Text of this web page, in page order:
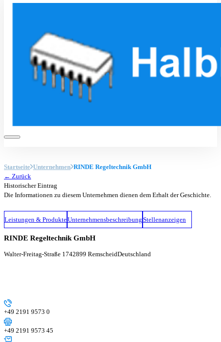
Startseite Unternehmen RINDE Regeltechnik GmbH
← Zurück
Historischer Eintrag
Die Informationen zu diesem Unternehmen dienen dem Erhalt der Geschichte.
Leistungen & ProdukteUnternehmensbeschreibung Stellenanzeigen
RINDE Regeltechnik GmbH
Walter-Freitag-Straße 1742899 RemscheidDeutschland
+49 2191 9573 0
+49 2191 9573 45